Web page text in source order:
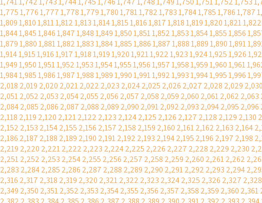
1,7751,7761,7771,7781,7791,7801,7811,7821,7831,7841,7851,7861,787
1,8091,8101,8111,8121,8131,8141,8151,8161,8171,8181,8191,8201,8211,822
1,8441,8451,8461,8471,8481,8491,8501,8511,8521,8531,8541,8551,856
1,8791,8801,8811,8821,8831,8841,8851,8861,8871,8881,8891,8901,891
1,9141,9151,9161,9171,9181,9191,9201,9211,9221,9231,9241,9251,926
1,9491,9501,9511,9521,9531,9541,9551,9561,9571,9581,9591,9601,961
1,9841,9851,9861,9871,9881,9891,9901,9911,9921,9931,9941,9951,996
2,018 2,019 2,020 2,0212,022 2,023 2,0242,025 2,026 2,027 2,028 2,029 2,030
2,0512,052 2,053 2,0542,055 2,056 2,057 2,058 2,059 2,060 2,0612,062 2,063
2,0842,085 2,086 2,087 2,088 2,089 2,090 2,0912,092 2,093 2,0942,095 2,096
2,118 2,119 2,120 2,1212,122 2,123 2,1242,125 2,126 2,127 2,128 2,129 2,130
2,152 2,153 2,1542,155 2,156 2,157 2,158 2,159 2,160 2,1612,162 2,163 2,164
2,186 2,187 2,188 2,189 2,190 2,1912,192 2,193 2,1942,195 2,196 2,197 2,198
2,219 2,220 2,2212,222 2,223 2,2242,225 2,226 2,227 2,228 2,229 2,230
2,2512,252 2,253 2,2542,255 2,256 2,257 2,258 2,259 2,260 2,2612,262
2,283 2,2842,285 2,286 2,287 2,288 2,289 2,290 2,2912,292 2,293 2,294
2,316 2,317 2,318 2,319 2,320 2,3212,322 2,323 2,3242,325 2,326 2,327 2,328
2,349 2,350 2,3512,352 2,353 2,3542,355 2,356 2,357 2,358 2,359 2,360 2,361